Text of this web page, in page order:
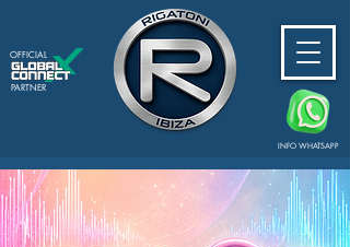
PARTNER
OFFICIAL
INFO WHATSAPP